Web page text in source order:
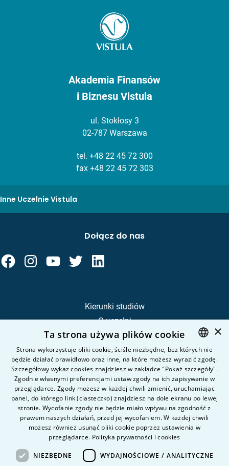
Akademia Finansów
i Biznesu Vistula
ul. Stokłosy 3
02-787 Warszawa
tel. +48 22 45 72 300
fax +48 22 45 72 303
Inne Uczelnie Vistula
Kierunki studiów
O uczelni
Kandydat
Student
Nauka i badania
Intranet
Pytania i odpowiedzi
Kontakt
Kariera na uczelni
Dołącz do nas
POLISH
ENGLISH
×
Ta strona używa plików cookie
Strona wykorzystuje pliki cookie, ściśle niezbędne, bez których nie
będzie działać prawidłowo oraz inne, na które możesz wyrazić zgodę.
Szczegółowy wykaz cookies znajdziesz w zakładce "Pokaż szczegóły".
Zgodnie własnymi preferencjami ustaw zgody na ich zapisywanie w
przeglądarce. Zgody możesz w każdej chwili zmienić, uruchamiając
panel, do którego link (ciasteczko) znajdziesz na dole ekranu po lewej
stronie. Wycofanie zgody nie będzie miało wpływu na zgodność z
prawem naszych działań, przed jej wycofaniem. W każdej chwili
możesz również usunąć pliki cookie poprzez ustawienia w
przeglądarce. Polityka prywatności i cookies
NIEZBĘDNE WYDAJNOŚCIOWE / ANALITYCZNE